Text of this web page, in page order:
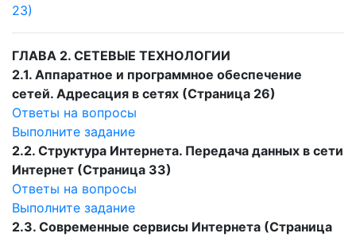
23)
ГЛАВА 2. СЕТЕВЫЕ ТЕХНОЛОГИИ
2.1. Аппаратное и программное обеспечение
сетей. Адресация в сетях (Страница 26)
Ответы на вопросы
Выполните задание
2.2. Структура Интернета. Передача данных в сети
Интернет (Страница 33)
Ответы на вопросы
Выполните задание
2.3. Современные сервисы Интернета (Страница